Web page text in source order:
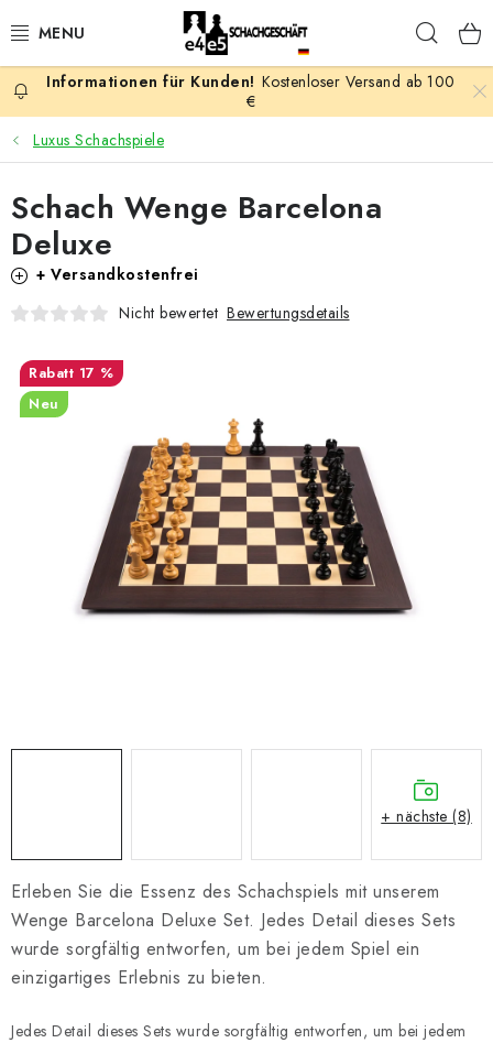
Inhalt
AKTION
SCHACHSPIELE
SCHACHFIGUREN
SCHACHBRETTER
SCHACHUHREN
SCHACHBÜCHER
SCHACH-ANTIQUITÄTENLADEN
SCHACH ONLINE
SCHACH-MERCH
SCHACH GESCHENKE
Kostenloser Versand ab 100
€
Luxus Schachspiele
Erleben Sie die Essenz des Schachspiels mit unserem
Wenge Barcelona Deluxe Set. Jedes Detail dieses Sets
wurde sorgfältig entworfen, um bei jedem Spiel ein
einzigartiges Erlebnis zu bieten.
Jedes Detail dieses Sets wurde sorgfältig entworfen, um bei jedem
Schach Wenge Barcelona
Deluxe
+ Versandkostenfrei
Nicht bewertet Bewertungsdetails
17 %
Neu
+ nächste (8)